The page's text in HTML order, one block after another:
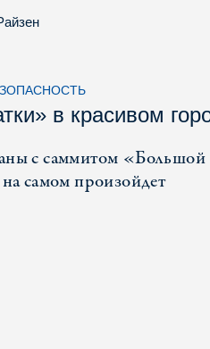
в красивом
с саммитом «Большой
самом произойдет